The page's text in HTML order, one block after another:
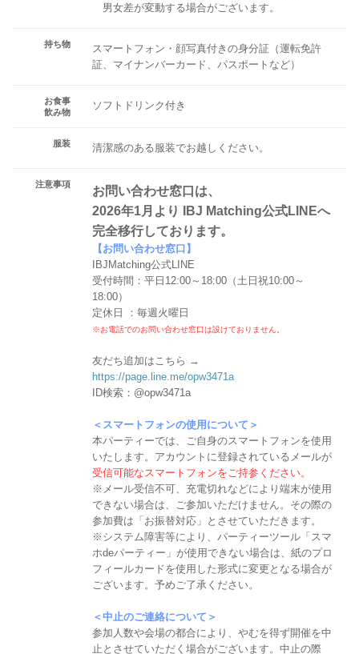
男女差が変動する場合がございます。
持ち物
スマートフォン・顔写真付きの身分証（運転免許
証、マイナンバーカード、パスポートなど）
お食事
飲み物
ソフトドリンク付き
服装 清潔感のある服装でお越しください。
注意事項
お問い合わせ窓口は、
2026年1月より IBJ Matching公式LINEへ
完全移行しております。
【お問い合わせ窓口】
IBJMatching公式LINE
受付時間：平日12:00～18:00（土日祝10:00～
18:00）
定休日 ：毎週火曜日
※お電話でのお問い合わせ窓口は設けておりません。
友だち追加はこちら →
https://page.line.me/opw3471a
ID検索：@opw3471a
＜スマートフォンの使用について＞
本パーティーでは、ご自身のスマートフォンを使用
いたします。アカウントに登録されているメールが
受信可能なスマートフォンをご持参ください。
※メール受信不可、充電切れなどにより端末が使用
できない場合は、ご参加いただけません。その際の
参加費は「お振替対応」とさせていただきます。
※システム障害等により、パーティーツール「スマ
ホdeパーティー」が使用できない場合は、紙のプロ
フィールカードを使用した形式に変更となる場合が
ございます。予めご了承ください。
＜中止のご連絡について＞
参加人数や会場の都合により、やむを得ず開催を中
止とさせていただく場合がございます。中止の際